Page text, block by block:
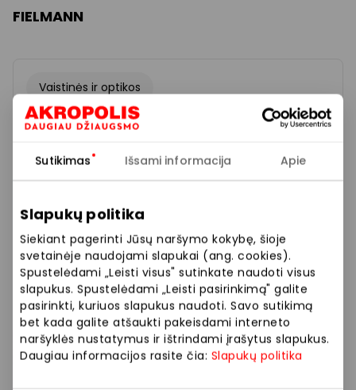
Sutikimas Išsami informacija Apie
Slapukų politika
Siekiant pagerinti Jūsų naršymo kokybę, šioje
svetainėje naudojami slapukai (ang. cookies).
Spustelėdami „Leisti visus" sutinkate naudoti visus
slapukus. Spustelėdami „Leisti pasirinkimą" galite
pasirinkti, kuriuos slapukus naudoti. Savo sutikimą
bet kada galite atšaukti pakeisdami interneto
naršyklės nustatymus ir ištrindami įrašytus slapukus.
Daugiau informacijos rasite čia: Slapukų politika
FIELMANN
Vaistinės ir optikos